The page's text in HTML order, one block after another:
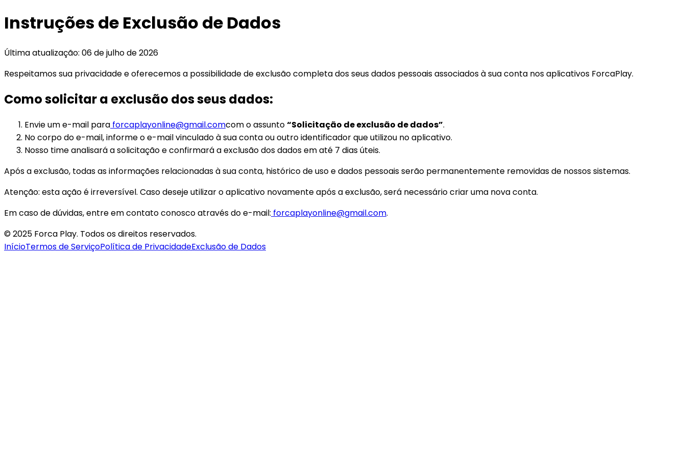
Instruções de Exclusão de Dados
Última atualização: 06 de julho de 2026
Respeitamos sua privacidade e oferecemos a possibilidade de exclusão completa dos seus dados pessoais associados à sua conta nos aplicativos ForcaPlay.
Como solicitar a exclusão dos seus dados:
Envie um e-mail para forcaplayonline@gmail.comcom o assunto“Solicitação de exclusão de dados”.
No corpo do e-mail, informe o e-mail vinculado à sua conta ou outro identificador que utilizou no aplicativo.
Nosso time analisará a solicitação e confirmará a exclusão dos dados em até 7 dias úteis.
Após a exclusão, todas as informações relacionadas à sua conta, histórico de uso e dados pessoais serão permanentemente removidas de nossos sistemas.
Atenção: esta ação é irreversível. Caso deseje utilizar o aplicativo novamente após a exclusão, será necessário criar uma nova conta.
Em caso de dúvidas, entre em contato conosco através do e-mail: forcaplayonline@gmail.com.
© 2025 Forca Play. Todos os direitos reservados.
InícioTermos de ServiçoPolítica de PrivacidadeExclusão de Dados